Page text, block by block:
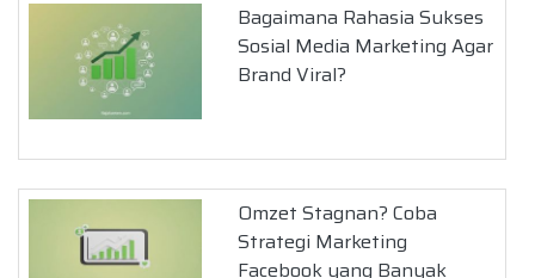
Bagaimana Rahasia Sukses
Sosial Media Marketing Agar
Brand Viral?
Omzet Stagnan? Coba
Strategi Marketing
Facebook yang Banyak